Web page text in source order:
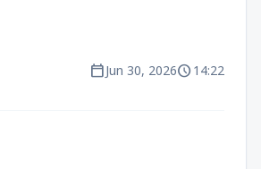
calendar_todayJun 30, 2026schedule14:22